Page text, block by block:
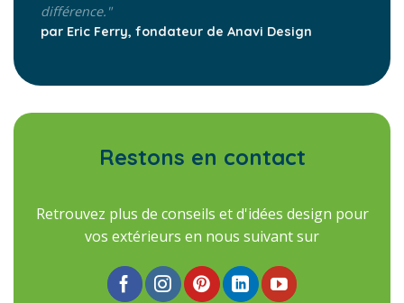
différence."
par Eric Ferry, fondateur de Anavi Design
Restons en contact
Retrouvez plus de conseils et d'idées design pour
vos extérieurs en nous suivant sur